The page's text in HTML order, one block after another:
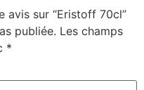
avis sur “Eristoff 70cl”
publiée. Les champs
*